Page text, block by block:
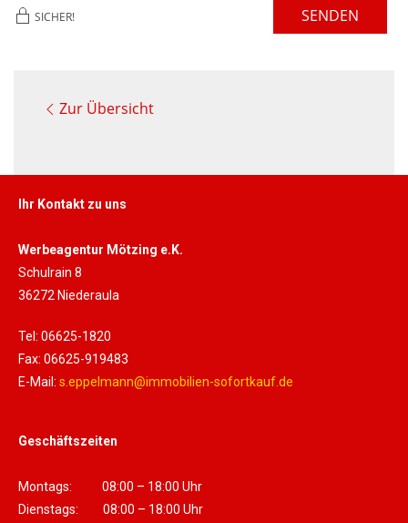
SICHER! SENDEN
Zur Übersicht
Ihr Kontakt zu uns
Werbeagentur Mötzing e.K.
Schulrain 8
36272 Niederaula
Tel: 06625-1820
Fax: 06625-919483
E-Mail: s.eppelmann@immobilien-sofortkauf.de
Geschäftszeiten
Montags: 08:00 – 18:00 Uhr
Dienstags: 08:00 – 18:00 Uhr